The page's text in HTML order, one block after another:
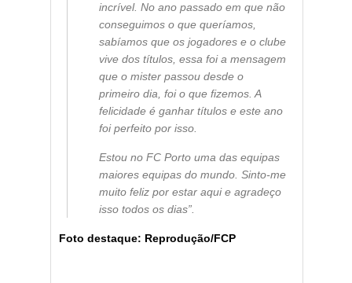
incrível. No ano passado em que não
conseguimos o que queríamos,
sabíamos que os jogadores e o clube
vive dos títulos, essa foi a mensagem
que o mister passou desde o
primeiro dia, foi o que fizemos. A
felicidade é ganhar títulos e este ano
foi perfeito por isso.
Estou no FC Porto uma das equipas
maiores equipas do mundo. Sinto-me
muito feliz por estar aqui e agradeço
isso todos os dias”.
Foto destaque: Reprodução/FCP